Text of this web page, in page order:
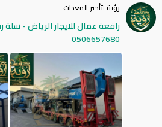
رؤية لتأجير المعدات
0506657680